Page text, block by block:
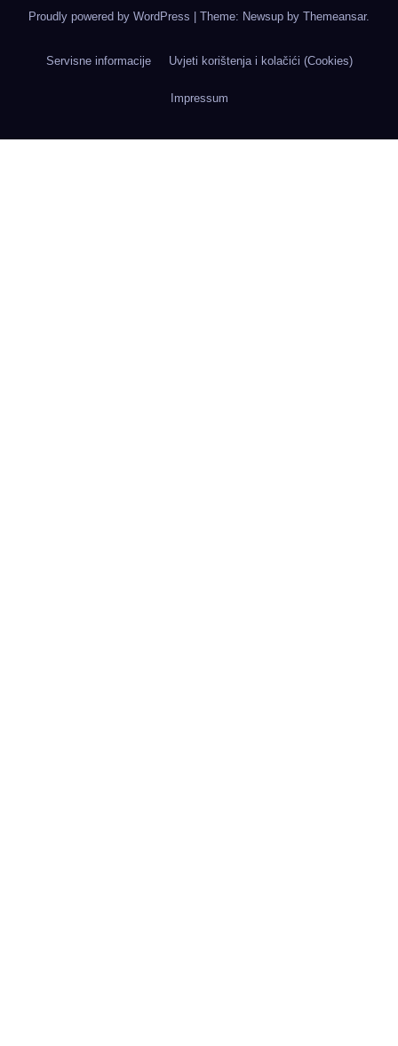
Proudly powered by WordPress Theme: Newsup by Themeansar.
Servisne informacije Uvjeti korištenja i kolačići (Cookies)
Impressum